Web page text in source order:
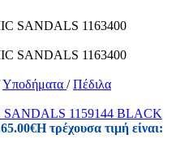
Υποδήματα / Πέδιλα
1159144 BLACK
65.00€Η τρέχουσα τιμή είναι: